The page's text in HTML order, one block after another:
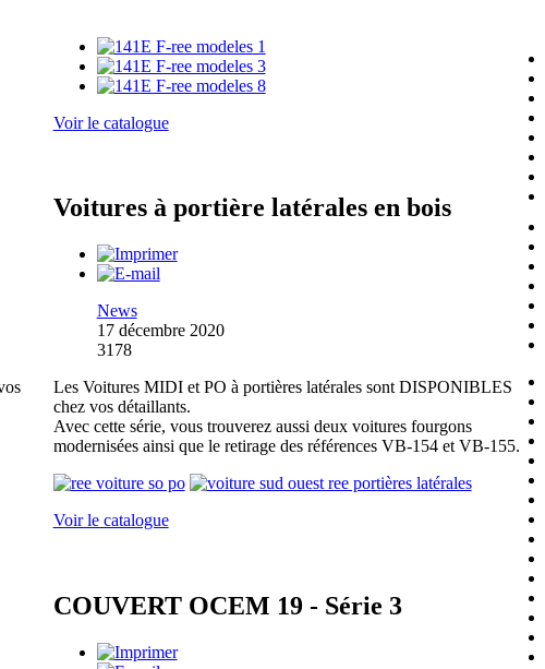
Voir le catalogue
Voitures à portière latérales en bois
News
17 décembre 2020
3178
Les Voitures MIDI et PO à portières latérales sont DISPONIBLES
chez vos détaillants.
Avec cette série, vous trouverez aussi deux voitures fourgons
modernisées ainsi que le retirage des références VB-154 et VB-155.
Voir le catalogue
COUVERT OCEM 19 - Série 3